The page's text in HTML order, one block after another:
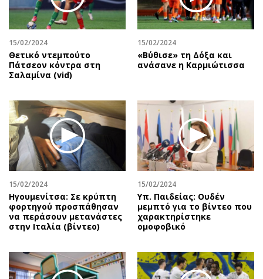
15/02/2024
Θετικό ντεμπούτο
Πάτσεον κόντρα στη
Σαλαμίνα (vid)
15/02/2024
«Βύθισε» τη Δόξα και
ανάσανε η Καρμιώτισσα
15/02/2024
Ηγουμενίτσα: Σε κρύπτη
φορτηγού προσπάθησαν
να περάσουν μετανάστες
στην Ιταλία (βίντεο)
15/02/2024
Υπ. Παιδείας: Ουδέν
μεμπτό για το βίντεο που
χαρακτηρίστηκε
ομοφοβικό